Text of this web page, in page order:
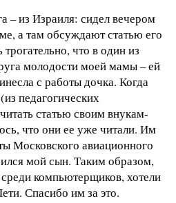
– из Израиля: сидел вечером
а там обсуждают статью его
что в один из
молодости моей мамы – ей
с работы дочка. Когда
педагогических
статью своим внукам-
что они ее уже читали. Им
Московского авиационного
мой сын. Таким образом,
компьютерщиков, хотели
Спасибо им за это.